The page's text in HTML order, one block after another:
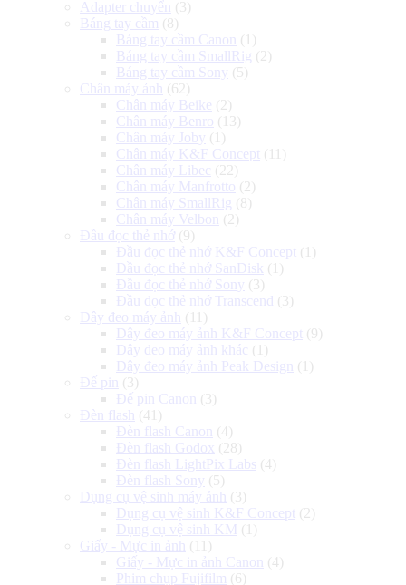
Adapter chuyển
(3)
Báng tay cầm (8)
Báng tay cầm Canon
(1)
Báng tay cầm SmallRig (2)
Báng tay cầm Sony (5)
Chân máy ảnh
(62)
Chân máy Beike (2)
Chân máy Benro (13)
Chân máy Joby (1)
Chân máy K&F Concept (11)
Chân máy Libec (22)
Chân máy Manfrotto (2)
Chân máy SmallRig (8)
Chân máy Velbon
(2)
Đầu đọc thẻ nhớ (9)
Đầu đọc thẻ nhớ K&F Concept (1)
Đầu đọc thẻ nhớ SanDisk (1)
Đầu đọc thẻ nhớ Sony (3)
Đầu đọc thẻ nhớ Transcend
(3)
Dây đeo máy ảnh
(11)
Dây đeo máy ảnh K&F Concept (9)
Dây đeo máy ảnh khác (1)
Dây đeo máy ảnh Peak Design
(1)
Đế pin
(3)
Đế pin Canon
(3)
Đèn flash
(41)
Đèn flash Canon
(4)
Đèn flash Godox (28)
Đèn flash LightPix Labs (4)
Đèn flash Sony (5)
Dụng cụ vệ sinh máy ảnh
(3)
Dụng cụ vệ sinh K&F Concept (2)
Dụng cụ vệ sinh KM (1)
Giấy - Mực in ảnh
(11)
Giấy - Mực in ảnh Canon
(4)
Phim chụp Fujifilm (6)